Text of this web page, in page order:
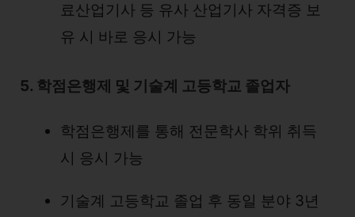
료산업기사 등 유사 산업기사 자격증 보
유 시 바로 응시 가능
5. 학점은행제 및 기술계 고등학교 졸업자
학점은행제를 통해 전문학사 학위 취득
시 응시 가능
기술계 고등학교 졸업 후 동일 분야 3년